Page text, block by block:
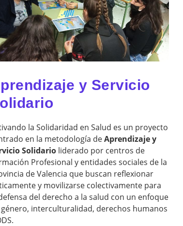
y Servicio
la Solidaridad en Salud es un proyecto
en la metodología deAprendizaje y
Solidarioliderado por centros de
Profesional y entidades sociales de la
de Valencia que buscan reflexionar
y movilizarse colectivamente para
del derecho a la salud con un enfoque
interculturalidad, derechos humanos